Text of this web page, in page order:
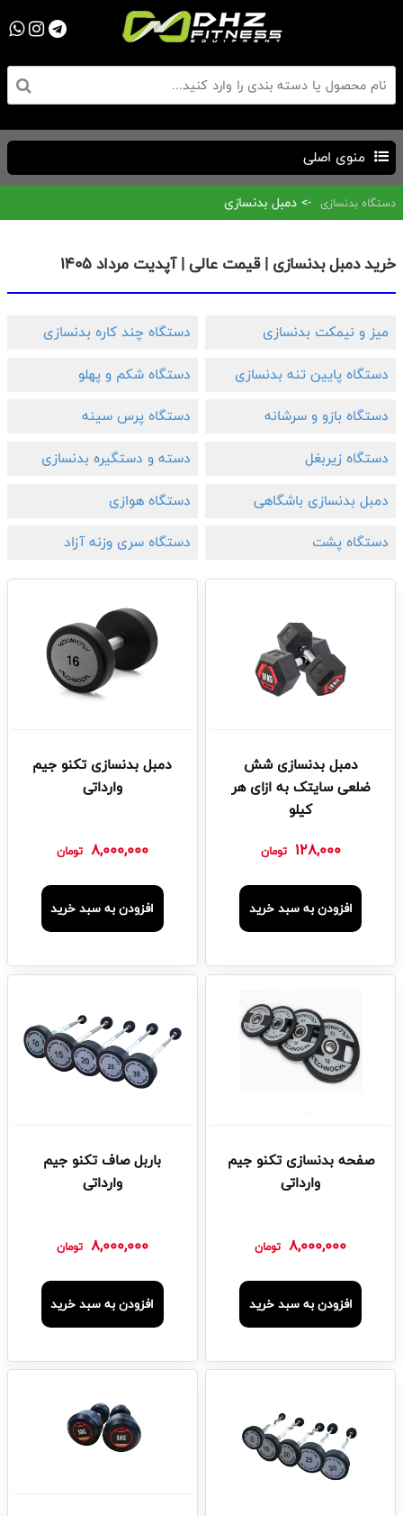
منوی اصلی
دستگاه بدنسازی -> دمبل بدنسازی
خرید دمبل بدنسازی | قیمت عالی | آپدیت مرداد ۱۴۰۵
میز و نیمکت بدنسازی
دستگاه چند کاره بدنسازی
دستگاه پایین تنه بدنسازی
دستگاه شکم و پهلو
دستگاه بازو و سرشانه
دستگاه پرس سینه
دستگاه زیربغل
دسته و دستگیره بدنسازی
دمبل بدنسازی باشگاهی
دستگاه هوازی
دستگاه پشت
دستگاه سری وزنه آزاد
دمبل بدنسازی شش
ضلعی سایتک به ازای هر
کیلو
128,000 تومان
افزودن به سبد خرید
دمبل بدنسازی تکنو جیم
وارداتی
8,000,000 تومان
افزودن به سبد خرید
صفحه بدنسازی تکنو جیم
وارداتی
8,000,000 تومان
افزودن به سبد خرید
باربل صاف تکنو جیم
وارداتی
8,000,000 تومان
افزودن به سبد خرید